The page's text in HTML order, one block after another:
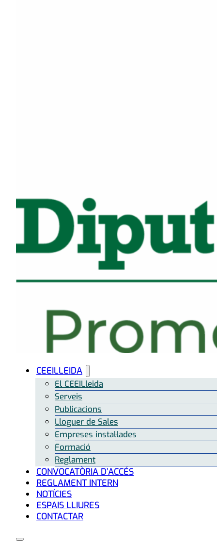
CEEILLEIDA
El CEEILleida
Serveis
Publicacions
Lloguer de Sales
Empreses instal·lades
Formació
Reglament
CONVOCATÒRIA D’ACCÉS
REGLAMENT INTERN
NOTÍCIES
ESPAIS LLIURES
CONTACTAR